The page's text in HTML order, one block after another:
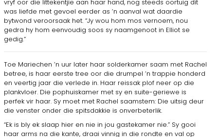
vryf oor die littekentjie aan haar hand, nog steeds oortuig dit
was liefde met gevoel eerder as ’n aanval wat daardie
bytwond veroorsaak het. “Jy wou hom mos vernoem, nou
gedra hy hom eenvoudig soos sy naamgenoot in Elliot se
gedig.”
Toe Mariechen ’n uur later haar solderkamer saam met Rachel
betree, is haar eerste tree oor die drumpel ’n trappie honderd
en veertig jaar die verlede in. Haar reissak plof neer op die
plankvloer. Die pophuiskamer met sy en suite-geriewe is
perfek vir haar. Sy moet met Rachel saamstem: Die uitsig deur
die venster onder die spitsdakkie is onverbeterlik.
“Ek is bly ek slaap hier en nie in jou gastekamer nie.” Sy gooi
haar arms na die kante, draai vinnig in die rondte en val op